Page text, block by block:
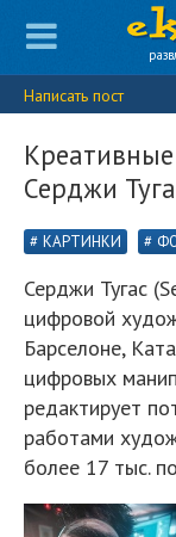
Написать пост
Серджи
КАРТИНКИ
Серджи Тугас
цифровой
Барселоне,
цифровых
редактирует
работами
более 17 тыс.